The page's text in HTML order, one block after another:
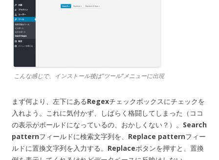
こんな感じで、インストール後は”ツール”メニューに出現
まず何より、左下にあるRegexチェックボックスにチェックを
入れよう。これに気付かず、しばらく格闘してしまった（ココ
の表示がボールドになっているの、おかしくない？）。 Search
patternフィールドに検索文字列を、 Replace patternフィー
ルドに置換文字列を入力する。 Replaceボタンを押すと、置換